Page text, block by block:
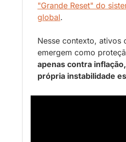
"Grande Reset" do
global.
Nesse contexto, ativos
emergem como
apenas contra
própria instabilidade